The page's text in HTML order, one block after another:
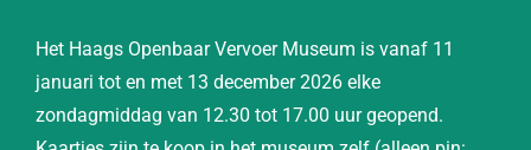
Het Haags Openbaar Vervoer Museum is vanaf 11
januari tot en met 13 december 2026 elke
zondagmiddag van 12.30 tot 17.00 uur geopend.